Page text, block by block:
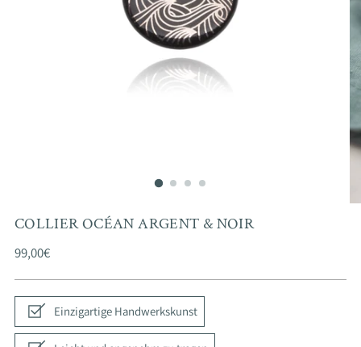
COLLIER OCÉAN ARGENT & NOIR
Prix
99,00€
Einzigartige Handwerkskunst